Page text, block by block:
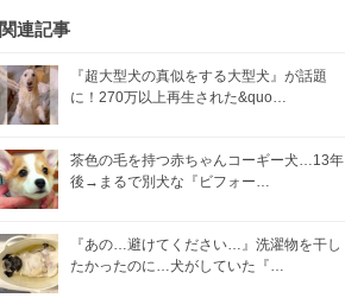
関連記事
『超大型犬の真似をする大型犬』が話題
に！270万以上再生された&quo…
茶色の毛を持つ赤ちゃんコーギー犬…13年
後→まるで別犬な『ビフォー…
『あの…避けてください…』洗濯物を干し
たかったのに…犬がしていた『…